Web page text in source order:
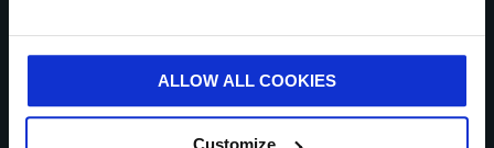
ALLOW ALL COOKIES
i akceptuję treść oświadczenia oochronie prywatności.